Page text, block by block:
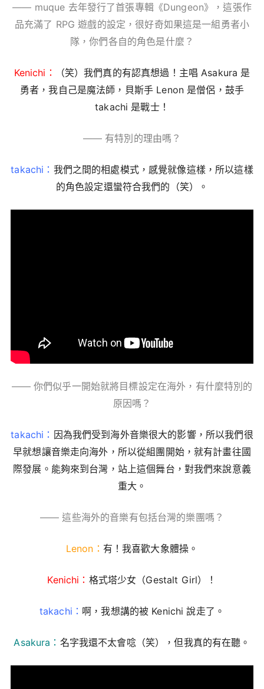
—— muque 去年發行了首張專輯《Dungeon》，這張作
品充滿了 RPG 遊戲的設定，很好奇如果這是一組勇者小
隊，你們各自的角色是什麼？
Kenichi：
（笑）我們真的有認真想過！主唱 Asakura 是
勇者，我自己是魔法師，貝斯手 Lenon 是僧侶，鼓手
takachi 是戰士！
—— 有特別的理由嗎？
takachi： 我們之間的相處模式，感覺就像這樣，所以這樣
的角色設定還蠻符合我們的（笑）。
—— 你們似乎一開始就將目標設定在海外，有什麼特別的
原因嗎？
takachi： 因為我們受到海外音樂很大的影響，所以我們很
早就想讓音樂走向海外，所以從組團開始，就有計畫往國
際發展。能夠來到台灣，站上這個舞台，對我們來說意義
重大。
—— 這些海外的音樂有包括台灣的樂團嗎？
Lenon： 有！我喜歡大象體操。
Kenichi： 格式塔少女（Gestalt Girl）！
takachi： 啊，我想講的被 Kenichi 說走了。
Asakura： 名字我還不太會唸（笑），但我真的有在聽。